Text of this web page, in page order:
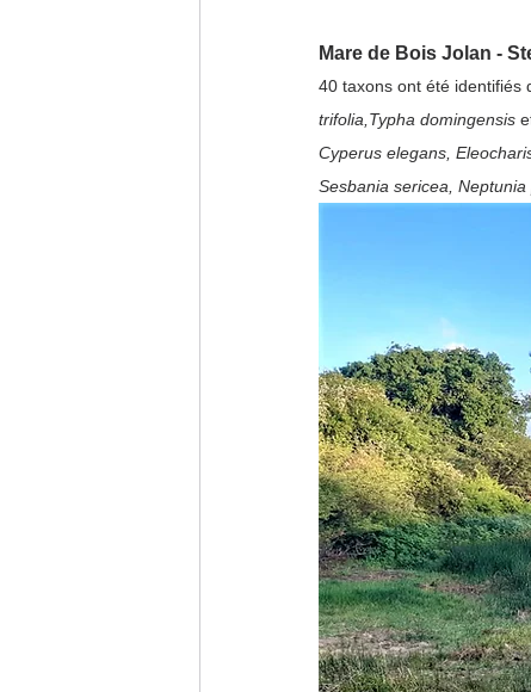
Mare de Bois Jolan -
40 taxons ont été identifiés
trifolia,Typha domingensis
Cyperus elegans,
Sesbania sericea, Neptunia